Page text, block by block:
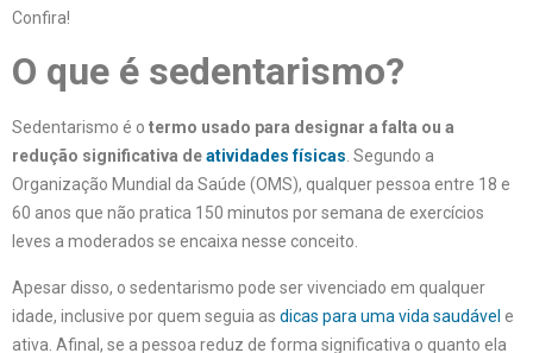
Confira!
O que é sedentarismo?
Sedentarismo é o termo usado para designar a falta ou a
redução significativa deatividades físicas . Segundo a
Organização Mundial da Saúde (OMS), qualquer pessoa entre 18 e
60 anos que não pratica 150 minutos por semana de exercícios
leves a moderados se encaixa nesse conceito.
Apesar disso, o sedentarismo pode ser vivenciado em qualquer
idade, inclusive por quem seguia as dicas para uma vida saudável e
ativa. Afinal, se a pessoa reduz de forma significativa o quanto ela